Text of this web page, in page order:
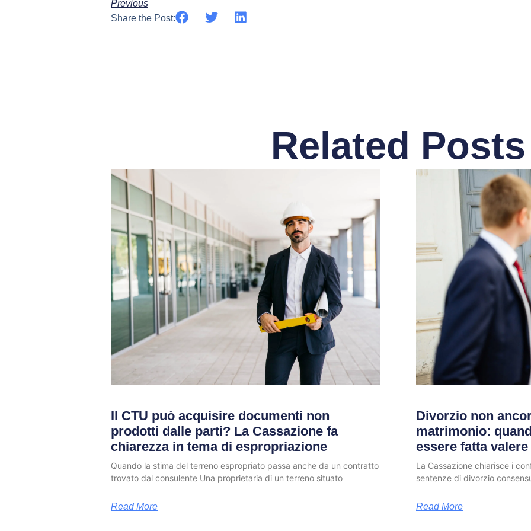
Previous
Share the Post:
Related Posts
Il CTU può acquisire documenti non
prodotti dalle parti? La Cassazione fa
chiarezza in tema di espropriazione
Quando la stima del terreno espropriato passa anche da un contratto
trovato dal consulente Una proprietaria di un terreno situato
Read More
Divorzio non
matrimonio:
essere fatta valere
La Cassazione chiarisce i
sentenze di divorzio
Read More